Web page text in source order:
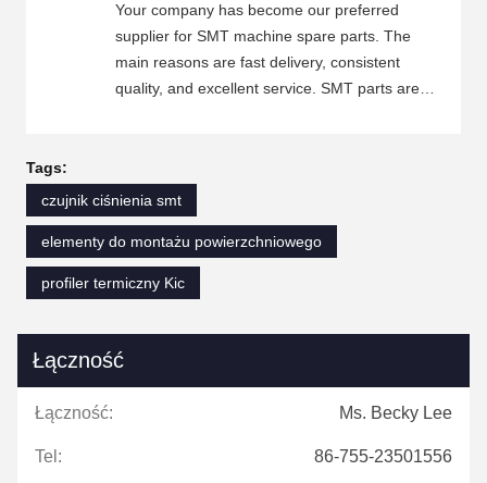
Your company has become our preferred
supplier for SMT machine spare parts. The
main reasons are fast delivery, consistent
quality, and excellent service. SMT parts are
quickly, and handles any issues efficiently.
Even for large orders or urgent requests, you
still maintain high standards. We trust your
products and service and look forward to a
long-term partnership.
Tags:
czujnik ciśnienia smt
elementy do montażu powierzchniowego
profiler termiczny Kic
Łączność
Łączność: Ms. Becky Lee
Tel: 86-755-23501556